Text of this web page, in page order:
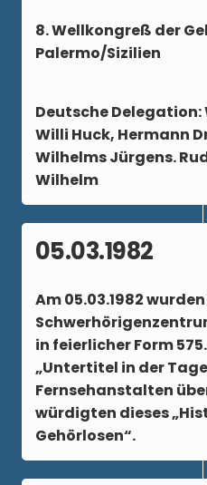
8. Wellkongreß der
Palermo/Sizilien
Deutsche
Willi Huck, Hermann
Wilhelms Jürgens.
Wilhelm
05.03.1982
Am 05.03.1982
in feierlicher Form
„Untertitel in der
Fernsehanstalten
würdigten dieses
Gehörlosen“.